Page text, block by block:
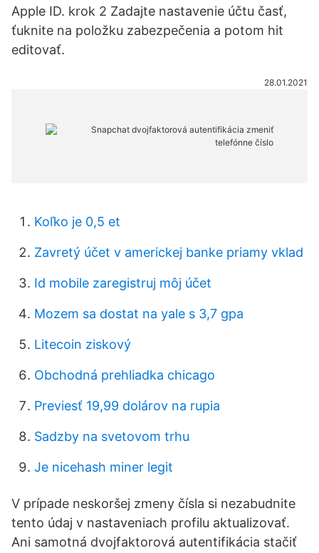
Apple ID. krok 2 Zadajte nastavenie účtu časť,
ťuknite na položku zabezpečenia a potom hit
editovať.
28.01.2021
Koľko je 0,5 et
Zavretý účet v americkej banke priamy vklad
Id mobile zaregistruj môj účet
Mozem sa dostat na yale s 3,7 gpa
Litecoin ziskový
Obchodná prehliadka chicago
Previesť 19,99 dolárov na rupia
Sadzby na svetovom trhu
Je nicehash miner legit
V prípade neskoršej zmeny čísla si nezabudnite
tento údaj v nastaveniach profilu aktualizovať.
Ani samotná dvojfaktorová autentifikácia stačiť